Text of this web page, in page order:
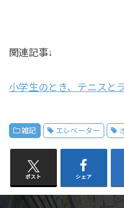
関連記事↓
小学生のとき、テニスと
雑記 エレベーター
ポスト シェア